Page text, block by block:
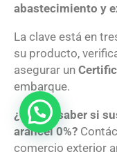
abastecimiento y
La clave está en
su producto,
asegurar un
embarque.
¿Quiere saber si
arancel 0%?
comercio exterior